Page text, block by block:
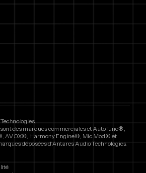
des marques commerciales et AutoTune®,
AVOX®, Harmony Engine®, Mic Mod® et
déposées d'Antares Audio Technologies.